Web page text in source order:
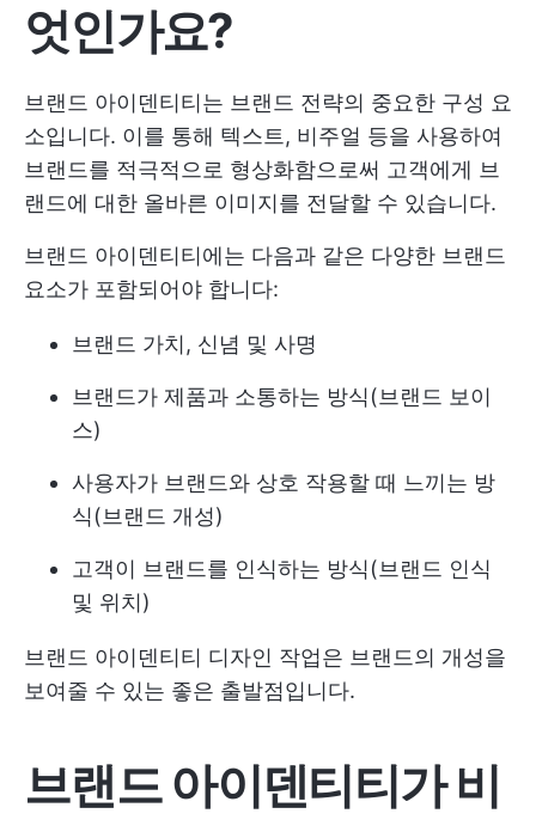
엇인가요?
브랜드 아이덴티티는 브랜드 전략의 중요한 구성 요
소입니다. 이를 통해 텍스트, 비주얼 등을 사용하여
브랜드를 적극적으로 형상화함으로써 고객에게 브
랜드에 대한 올바른 이미지를 전달할 수 있습니다.
브랜드 아이덴티티에는 다음과 같은 다양한 브랜드
요소가 포함되어야 합니다:
브랜드 가치, 신념 및 사명
브랜드가 제품과 소통하는 방식(브랜드 보이
스)
사용자가 브랜드와 상호 작용할 때 느끼는 방
식(브랜드 개성)
고객이 브랜드를 인식하는 방식(브랜드 인식
및 위치)
브랜드 아이덴티티 디자인 작업은 브랜드의 개성을
보여줄 수 있는 좋은 출발점입니다.
브랜드 아이덴티티가 비